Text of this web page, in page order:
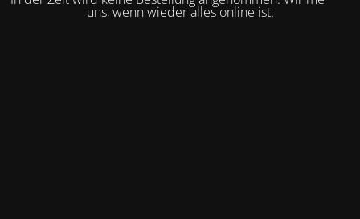
uns, wenn wieder alles online ist.